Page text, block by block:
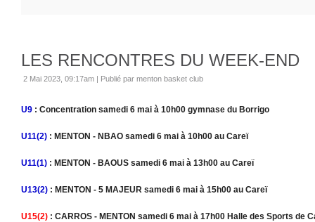
LES RENCONTRES DU WEEK-END
2 Mai 2023, 09:17am | Publié par menton basket club
U9 : Concentration samedi 6 mai à 10h00 gymnase du Borrigo
U11(2) : MENTON - NBAO samedi 6 mai à 10h00 au Careï
U11(1) : MENTON - BAOUS samedi 6 mai à 13h00 au Careï
U13(2) : MENTON - 5 MAJEUR samedi 6 mai à 15h00 au Careï
U15(2) : CARROS - MENTON samedi 6 mai à 17h00 Halle des Sports de